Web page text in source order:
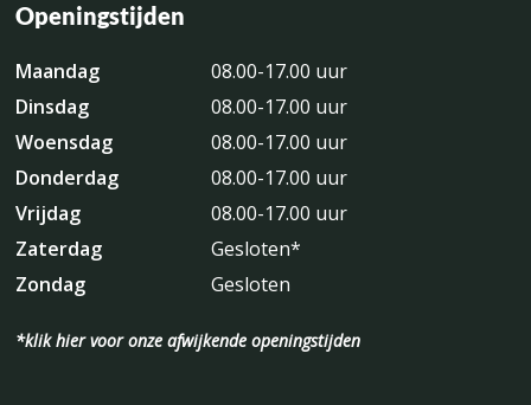
Openingstijden
Maandag
08.00-17.00 uur
Dinsdag
08.00-17.00 uur
Woensdag
08.00-17.00 uur
Donderdag
08.00-17.00 uur
Vrijdag
08.00-17.00 uur
Zaterdag
Gesloten*
Zondag
Gesloten
*klik hier voor onze afwijkende openingstijden